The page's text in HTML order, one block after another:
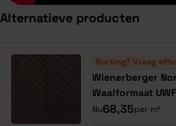
Alternatieve producten
Korting? Vraag
Wienerberger
Waalformaat
Nu68,35per m²